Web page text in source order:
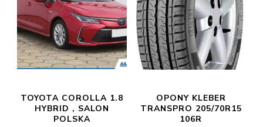
TOYOTA COROLLA 1.8
HYBRID , SALON
POLSKA
OPONY KLEBER
TRANSPRO 205/70R15
106R